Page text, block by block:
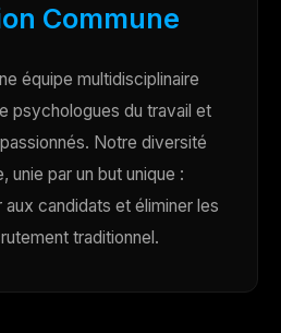
Commune
équipe multidisciplinaire
psychologues du travail et
Notre diversité
unie par un but unique :
candidats et éliminer les
traditionnel.